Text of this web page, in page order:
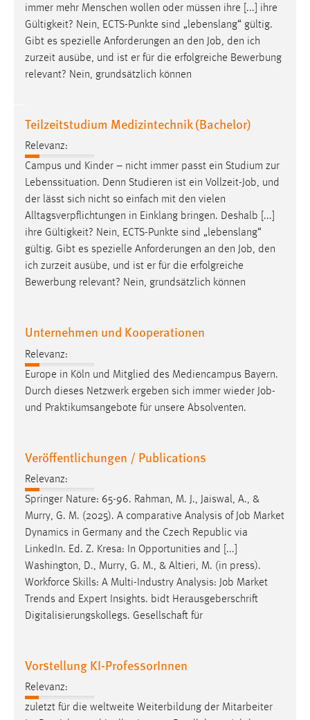
immer mehr Menschen wollen oder müssen ihre [...] ihre
Gültigkeit? Nein, ECTS-Punkte sind „lebenslang“ gültig.
Gibt es spezielle Anforderungen an den Job, den ich
zurzeit ausübe, und ist er für die erfolgreiche Bewerbung
relevant? Nein, grundsätzlich können
Teilzeitstudium Medizintechnik (Bachelor)
Relevanz:
Campus und Kinder – nicht immer passt ein Studium zur
Lebenssituation. Denn Studieren ist ein Vollzeit-Job, und
der lässt sich nicht so einfach mit den vielen
Alltagsverpflichtungen in Einklang bringen. Deshalb [...]
ihre Gültigkeit? Nein, ECTS-Punkte sind „lebenslang“
gültig. Gibt es spezielle Anforderungen an den Job, den
ich zurzeit ausübe, und ist er für die erfolgreiche
Bewerbung relevant? Nein, grundsätzlich können
Unternehmen und Kooperationen
Relevanz:
Europe in Köln und Mitglied des Mediencampus Bayern.
Durch dieses Netzwerk ergeben sich immer wieder Job-
und Praktikumsangebote für unsere Absolventen.
Veröffentlichungen / Publications
Relevanz:
Springer Nature: 65-96. Rahman, M. J., Jaiswal, A., &
Murry, G. M. (2025). A comparative Analysis of Job Market
Dynamics in Germany and the Czech Republic via
LinkedIn. Ed. Z. Kresa: In Opportunities and [...]
Washington, D., Murry, G. M., & Altieri, M. (in press).
Workforce Skills: A Multi-Industry Analysis: Job Market
Trends and Expert Insights. bidt Herausgeberschrift
Digitalisierungskollegs. Gesellschaft für
Vorstellung KI-ProfessorInnen
Relevanz:
zuletzt für die weltweite Weiterbildung der Mitarbeiter
Cookie Laufzeit:
Max. 13 Monate
Marketing Cookies werden von Drittanbietern
verwendet, um personalisierte Werbung anzuzeigen.
Sie tun dies, indem sie Besucher über Websites
hinweg verfolgen.
Google Ads
Name:
_gcl_au
Anbieter:
Google Ireland Limited
Cookie Laufzeit:
Facebook Pixel
Anbieter:
Zweck:
Conversion-Tracking
Cookie Laufzeit:
3 Monate
Plattformen anzeigen zu können, werden von diesen
YouTube